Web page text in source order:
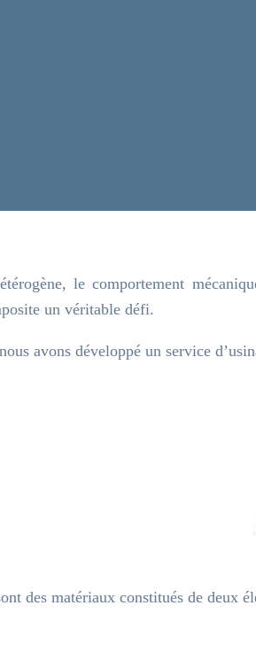
le comportement
un véritable défi.
avons développé un service
des matériaux constitués de deux